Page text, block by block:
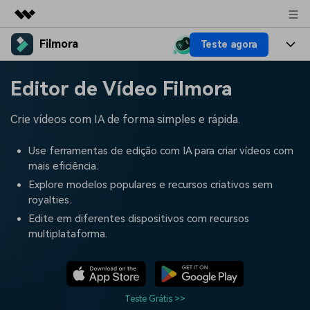
Produtos em destaque
Utilitários
Negócios
Soluções
Sobre nós
Sala de imprensa
Loja
Suporte
Filmora Teste agora
Produtos
Recursos criativos
IA
Vídeo/Imagem
Áudio
Textos
Soluções
Filmora para
Criar
Recursos
Prompts de Vídeo
populares para gerar vídeos
semelhantes em segundos
tendências de marketing de
vídeo em 2025
Central de ajuda
Fale conosco Histórias de clientes
alcançam sucesso
Preços Entrar
Editor de Vídeo Filmora
Crie vídeos com IA de forma simples e rápida.
Use ferramentas de edição com IA para criar vídeos com
mais eficiência.
Explore modelos populares e recursos criativos sem
royalties.
Edite em diferentes dispositivos com recursos
multiplataforma.
Teste Grátis >>